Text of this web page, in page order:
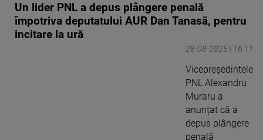
Un lider PNL a depus plângere penală
împotriva deputatului AUR Dan Tanasă, pentru
incitare la ură
28-08-2025 | 16:11
Vicepreședintele
PNL Alexandru
Muraru a
anunțat că a
depus plângere
penală